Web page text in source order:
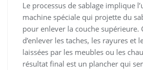
Le processus de sablage implique
machine spéciale qui projette du
pour enlever la couche supérieure.
d’enlever les taches, les rayures et
laissées par les meubles ou les
résultat final est un plancher qui